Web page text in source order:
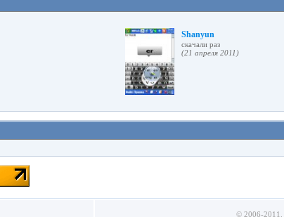
Shanyun
cкачали раз
(21 апреля 2011)
© 2006-2011.